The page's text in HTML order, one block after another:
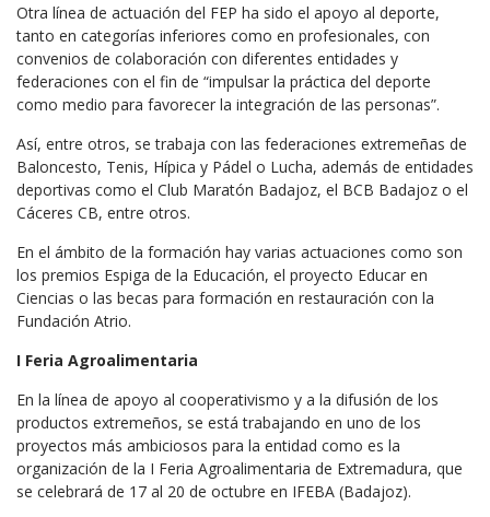
Otra línea de actuación del FEP ha sido el apoyo al deporte,
tanto en categorías inferiores como en profesionales, con
convenios de colaboración con diferentes entidades y
federaciones con el fin de “impulsar la práctica del deporte
como medio para favorecer la integración de las personas”.
Así, entre otros, se trabaja con las federaciones extremeñas de
Baloncesto, Tenis, Hípica y Pádel o Lucha, además de entidades
deportivas como el Club Maratón Badajoz, el BCB Badajoz o el
Cáceres CB, entre otros.
En el ámbito de la formación hay varias actuaciones como son
los premios Espiga de la Educación, el proyecto Educar en
Ciencias o las becas para formación en restauración con la
Fundación Atrio.
I Feria Agroalimentaria
En la línea de apoyo al cooperativismo y a la difusión de los
productos extremeños, se está trabajando en uno de los
proyectos más ambiciosos para la entidad como es la
organización de la I Feria Agroalimentaria de Extremadura, que
se celebrará de 17 al 20 de octubre en IFEBA (Badajoz).